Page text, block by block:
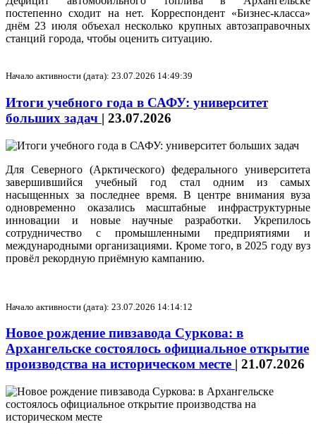
постепенно сходит на нет. Корреспондент «Бизнес-класса»
днём 23 июля объехал несколько крупных автозаправочных
станций города, чтобы оценить ситуацию.
Начало активности (дата): 23.07.2026 14:49:39
Итоги учебного года в САФУ: университет
больших задач | 23.07.2026
Для Северного (Арктического) федерального университета
завершившийся учебный год стал одним из самых
насыщенных за последнее время. В центре внимания вуза
одновременно оказались масштабные инфраструктурные
инновации и новые научные разработки. Укрепилось
сотрудничество с промышленными предприятиями и
международными организациями. Кроме того, в 2025 году вуз
провёл рекордную приёмную кампанию.
Начало активности (дата): 23.07.2026 14:14:12
Новое рождение пивзавода Суркова: в
Архангельске состоялось официальное открытие
производства на историческом месте | 21.07.2026